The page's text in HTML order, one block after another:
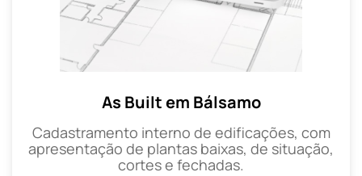
As Built em Bálsamo
Cadastramento interno de edificações, com
apresentação de plantas baixas, de situação,
cortes e fechadas.